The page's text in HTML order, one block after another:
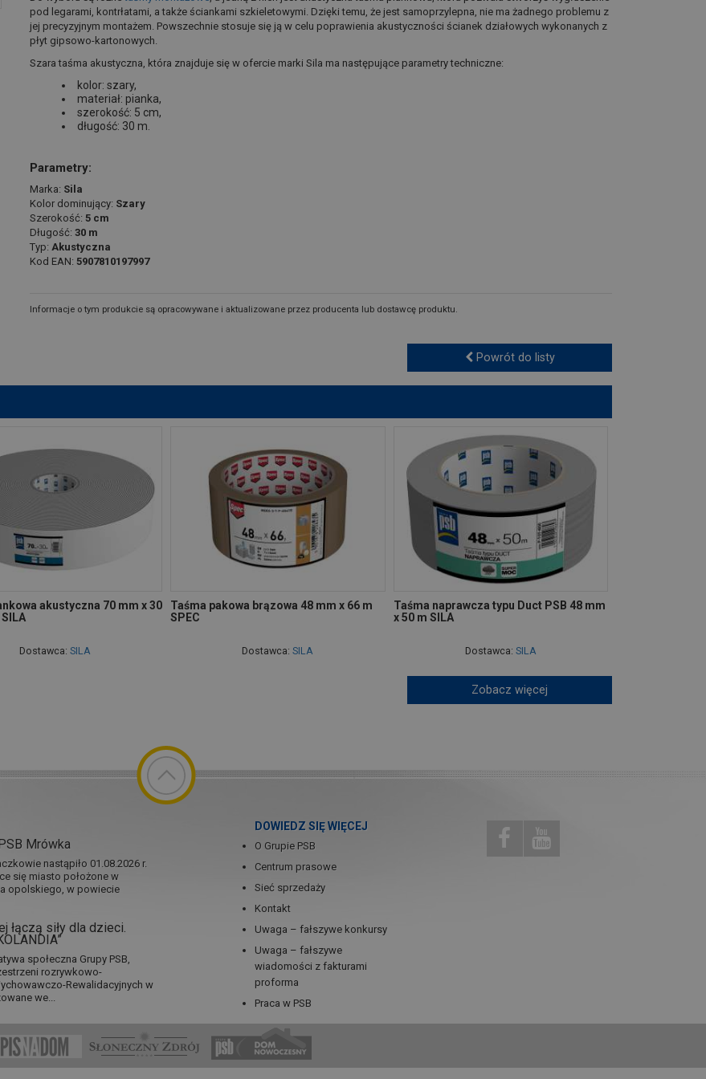
pod legarami, kontrłatami, a także ściankami szkieletowymi. Dzięki temu, że jest samoprzylepna, nie ma żadnego problemu z
jej precyzyjnym montażem. Powszechnie stosuje się ją w celu poprawienia akustyczności ścianek działowych wykonanych z
płyt gipsowo-kartonowych.
Szara taśma akustyczna, która znajduje się w ofercie marki Sila ma następujące parametry techniczne:
kolor: szary,
materiał: pianka,
szerokość: 5 cm,
długość: 30 m.
Parametry:
Marka: Sila
Kolor dominujący: Szary
Szerokość: 5 cm
Długość: 30 m
Typ: Akustyczna
Kod EAN: 5907810197997
Informacje o tym produkcie są opracowywane i aktualizowane przez producenta lub dostawcę produktu.
Powrót do listy
akustyczna 70 mm x 30
Dostawca: SILA
Taśma pakowa brązowa 48 mm x 66 m
SPEC
Dostawca:SILA
Taśma naprawcza typu Duct PSB 48 mm
x 50 m SILA
Dostawca: SILA
Zobacz więcej
Mrówka
nastąpiło 01.08.2026 r.
się miasto położone w
opolskiego, w powiecie
łączą siły dla dzieci.
społeczna Grupy PSB,
rozrywkowo-
Rewalidacyjnych w
we...
DOWIEDZ SIĘ WIĘCEJ
O Grupie PSB
Centrum prasowe
Sieć sprzedaży
Kontakt
Uwaga – fałszywe konkursy
Uwaga – fałszywe
wiadomości z fakturami
proforma
Praca w PSB